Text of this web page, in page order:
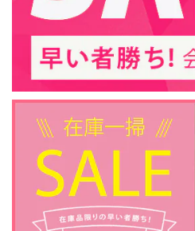
この度は当ショップを
うございました。 また
ありがとうございます
満足いただけましたこ
す。 末永くご愛用いた
す。
2024/12/01
アウトレットでしたので、商品